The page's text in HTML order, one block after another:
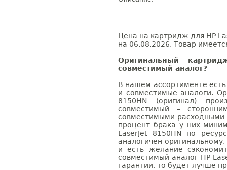
Цена на картридж для HP
на 06.08.2026. Товар
Оригинальный
совместимый аналог?
В нашем ассортименте
и совместимые аналоги.
8150HN (оригинал)
совместимый –
совместимыми расходными
процент брака у них
LaserJet 8150HN по
аналогичен
и есть желание
совместимый аналог HP
гарантии, то будет лучше